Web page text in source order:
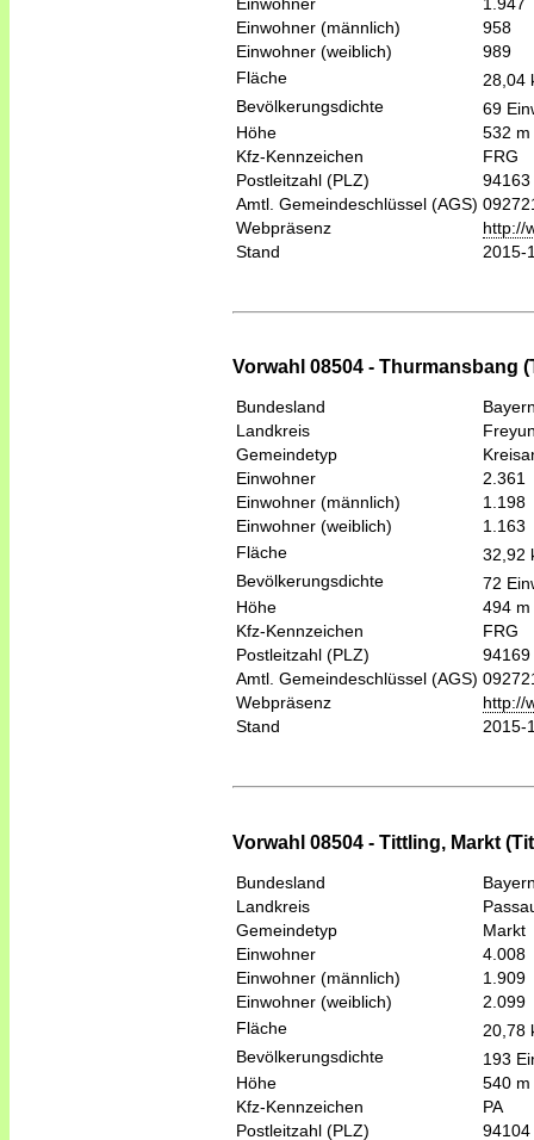
Einwohner (männlich)
958
Einwohner (weiblich)
989
Fläche
28,04
Bevölkerungsdichte
69
Höhe
532 m
Kfz-Kennzeichen
FRG
Postleitzahl (PLZ)
94163
Amtl. Gemeindeschlüssel (AGS)
Webpräsenz
http://
Stand
2015-
Vorwahl 08504 - Thurmansbang
Bundesland
Landkreis
Gemeindetyp
Einwohner
2.361
Einwohner (männlich)
1.198
Einwohner (weiblich)
1.163
Fläche
32,92
Bevölkerungsdichte
72
Höhe
494 m
Kfz-Kennzeichen
FRG
Postleitzahl (PLZ)
94169
Amtl. Gemeindeschlüssel (AGS)
Webpräsenz
http://
Stand
2015-
Vorwahl 08504 - Tittling, Markt
Bundesland
Landkreis
Gemeindetyp
Markt
Einwohner
4.008
Einwohner (männlich)
1.909
Einwohner (weiblich)
2.099
Fläche
20,78
Bevölkerungsdichte
193
Höhe
540 m
Kfz-Kennzeichen
PA
Postleitzahl (PLZ)
94104